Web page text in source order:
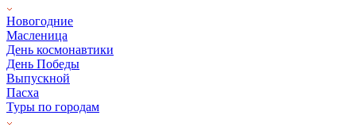
Новогодние
Масленица
День космонавтики
День Победы
Выпускной
Пасха
Туры по городам